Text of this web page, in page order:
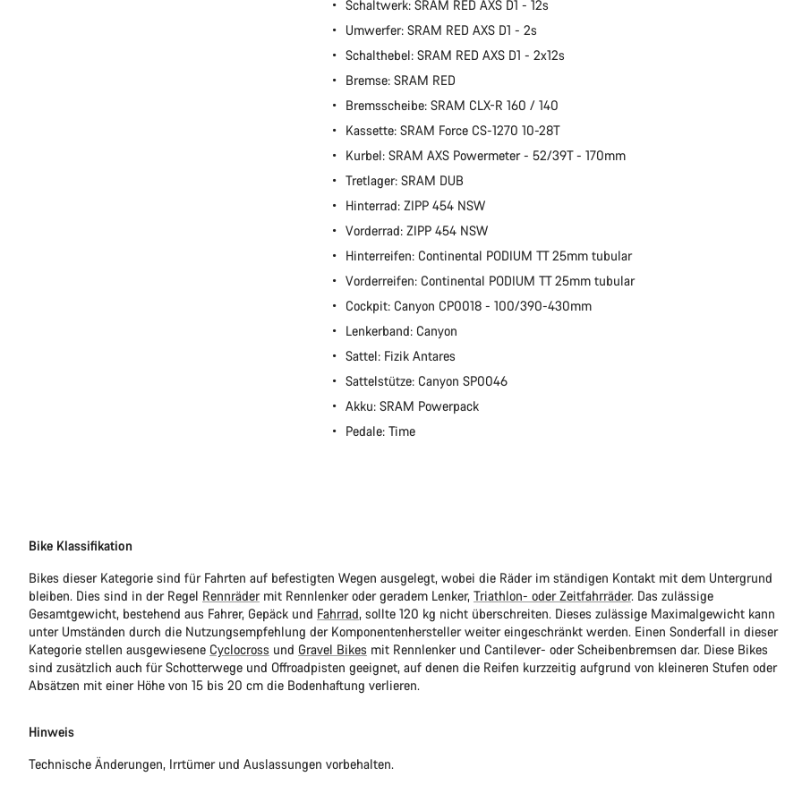
Schaltwerk: SRAM RED AXS D1 - 12s
Umwerfer: SRAM RED AXS D1 - 2s
Schalthebel: SRAM RED AXS D1 - 2x12s
Bremse: SRAM RED
Bremsscheibe: SRAM CLX-R 160 / 140
Kassette: SRAM Force CS-1270 10-28T
Kurbel: SRAM AXS Powermeter - 52/39T - 170mm
Tretlager: SRAM DUB
Hinterrad: ZIPP 454 NSW
Vorderrad: ZIPP 454 NSW
Hinterreifen: Continental PODIUM TT 25mm tubular
Vorderreifen: Continental PODIUM TT 25mm tubular
Cockpit: Canyon CP0018 - 100/390-430mm
Lenkerband: Canyon
Sattel: Fizik Antares
Sattelstütze: Canyon SP0046
Akku: SRAM Powerpack
Pedale: Time
Bike Klassifikation
Bikes dieser Kategorie sind für Fahrten auf befestigten Wegen ausgelegt, wobei die Räder im ständigen Kontakt mit dem Untergrund
bleiben. Dies sind in der Regel Rennrädermit Rennlenker oder geradem Lenker, Triathlon- oder Zeitfahrräder. Das zulässige
Gesamtgewicht, bestehend aus Fahrer, Gepäck und Fahrrad, sollte 120 kg nicht überschreiten. Dieses zulässige Maximalgewicht kann
unter Umständen durch die Nutzungsempfehlung der Komponentenhersteller weiter eingeschränkt werden. Einen Sonderfall in dieser
Kategorie stellen ausgewiesene Cyclocross und Gravel Bikes mit Rennlenker und Cantilever- oder Scheibenbremsen dar. Diese Bikes
sind zusätzlich auch für Schotterwege und Offroadpisten geeignet, auf denen die Reifen kurzzeitig aufgrund von kleineren Stufen oder
Absätzen mit einer Höhe von 15 bis 20 cm die Bodenhaftung verlieren.
Hinweis
Technische Änderungen, Irrtümer und Auslassungen vorbehalten.